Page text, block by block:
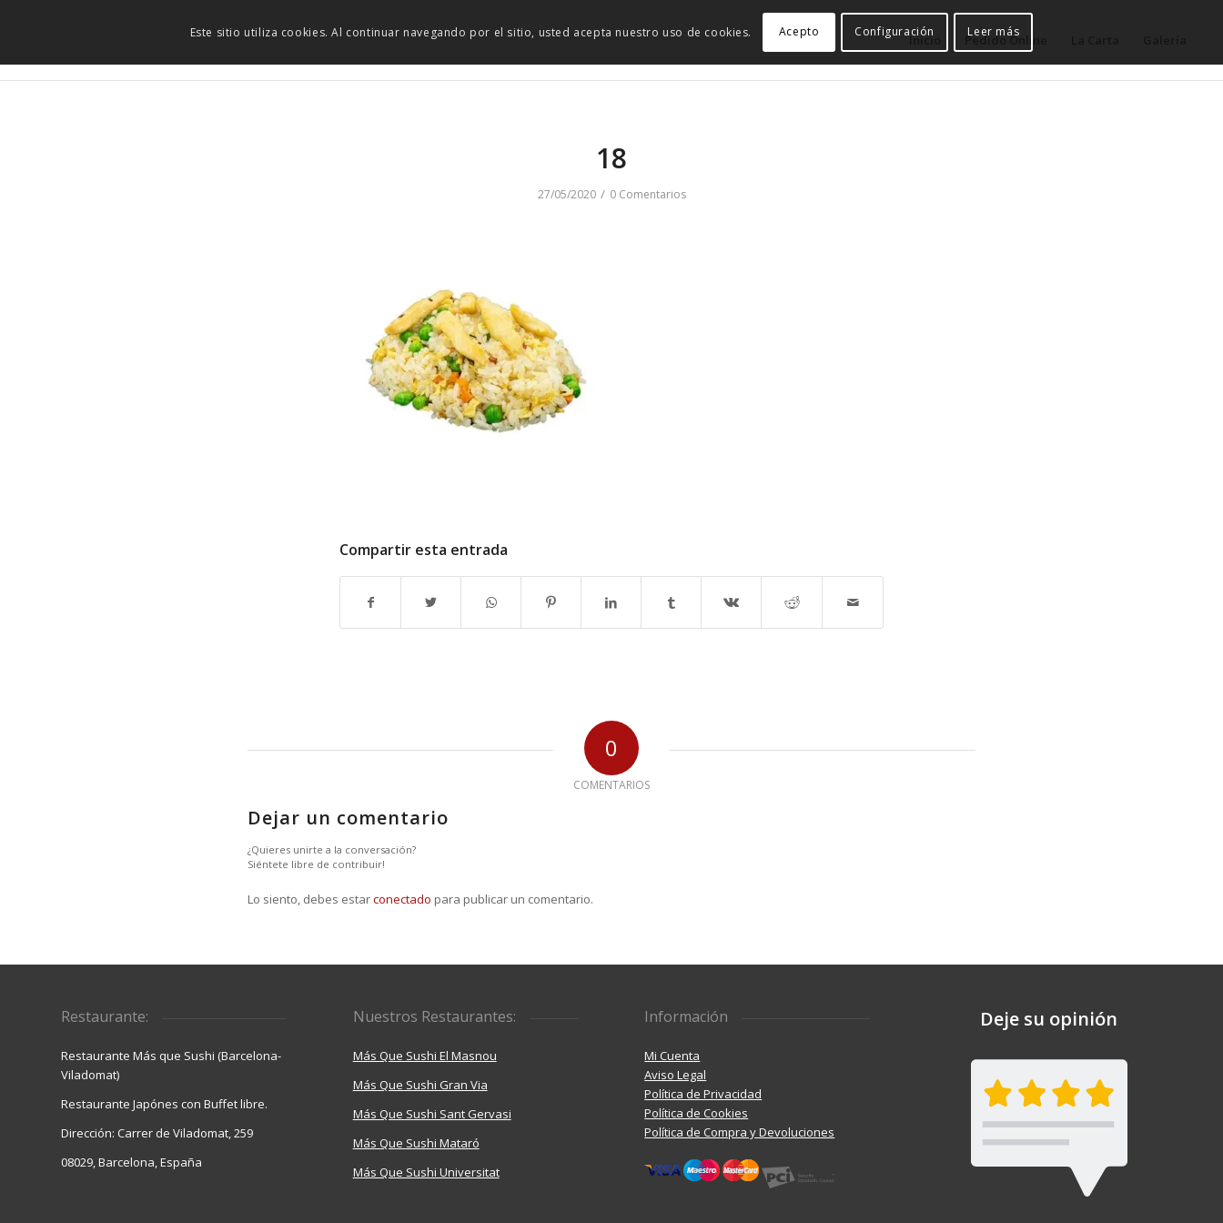
Inicio Pedido Online
18
27/05/2020 / 0 Comentarios
Compartir esta entrada
0
COMENTARIOS
Dejar un comentario
¿Quieres unirte a la conversación?
Siéntete libre de contribuir!
Lo siento, debes estarconectado para publicar un comentario.
Restaurante:
Restaurante Más que Sushi (Barcelona-
Viladomat)
Restaurante Japónes con Buffet libre.
Dirección: Carrer de Viladomat, 259
08029, Barcelona, España
Nuestros Restaurantes:
Más Que Sushi El Masnou
Más Que Sushi Gran Via
Más Que Sushi Sant Gervasi
Más Que Sushi Mataró
Más Que Sushi Universitat
Información
Mi Cuenta
Aviso Legal
Política de Privacidad
Política de Cookies
Política de Compra y Devoluciones
Deje su opinión
Este sitio utiliza cookies. Al continuar navegando por el sitio, usted acepta nuestro uso de cookies. Acepto Configuración Leer más